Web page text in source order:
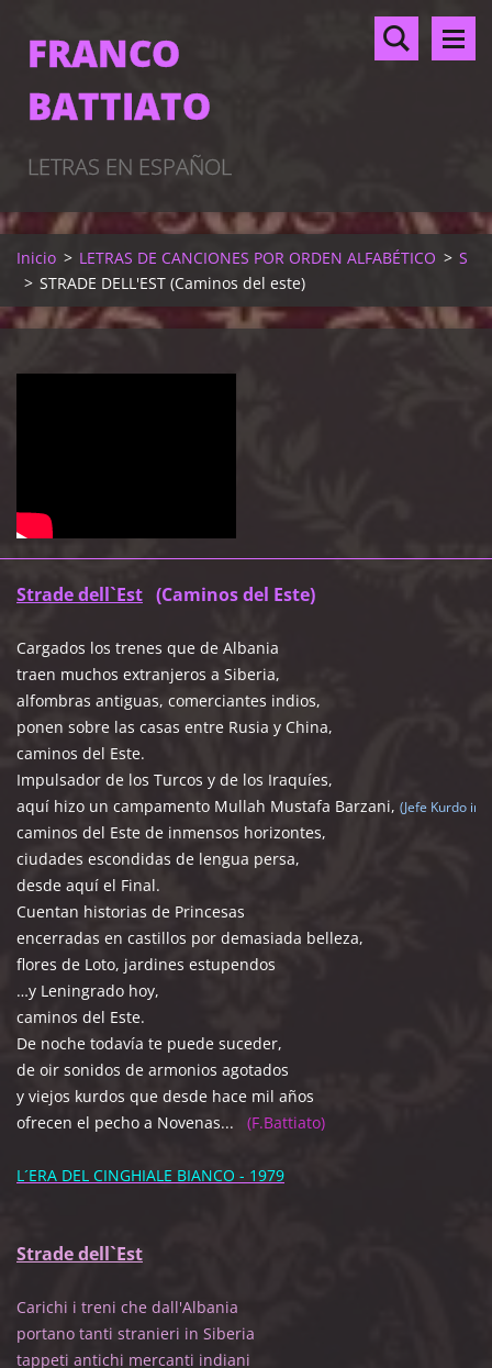
FRANCO
BATTIATO
LETRAS EN ESPAÑOL
Inicio > LETRAS DE CANCIONES POR ORDEN ALFABÉTICO > S
> STRADE DELL'EST (Caminos del este)
Strade dell`Est (Caminos del Este)
Cargados los trenes que de Albania
traen muchos extranjeros a Siberia,
alfombras antiguas, comerciantes indios,
ponen sobre las casas entre Rusia y China,
caminos del Este.
Impulsador de los Turcos y de los Iraquíes,
aquí hizo un campamento Mullah Mustafa Barzani, (Jefe Kurdo
caminos del Este de inmensos horizontes,
ciudades escondidas de lengua persa,
desde aquí el Final.
Cuentan historias de Princesas
encerradas en castillos por demasiada belleza,
flores de Loto, jardines estupendos
…y Leningrado hoy,
caminos del Este.
De noche todavía te puede suceder,
de oir sonidos de armonios agotados
y viejos kurdos que desde hace mil años
ofrecen el pecho a Novenas... (F.Battiato)
L´ERA DEL CINGHIALE BIANCO - 1979
Strade dell`Est
Carichi i treni che dall'Albania
portano tanti stranieri in Siberia
tappeti antichi mercanti indiani